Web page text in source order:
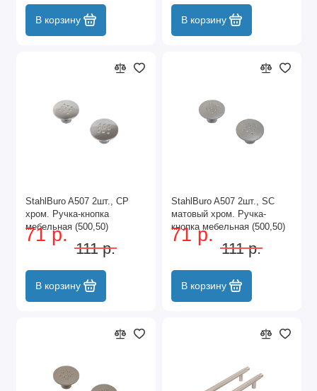
В корзину В корзину
StahlBuro A507 2шт., CP
хром. Ручка-кнопка
мебельная (500,50)
71 р.
111 р.
В корзину
StahlBuro A507 2шт., SC
матовый хром. Ручка-
кнопка мебельная (500,50)
71 р.
111 р.
В корзину